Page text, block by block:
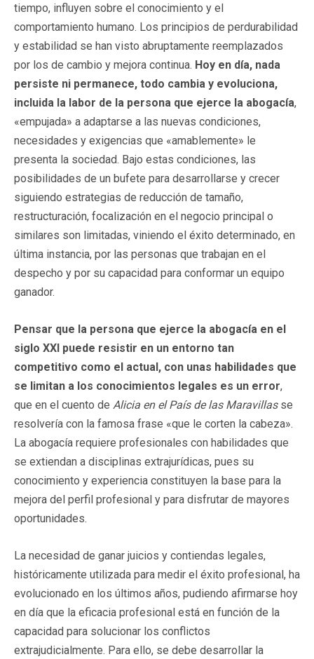
tiempo, influyen sobre el conocimiento y el
comportamiento humano. Los principios de perdurabilidad
y estabilidad se han visto abruptamente reemplazados
por los de cambio y mejora continua. Hoy en día, nada
persiste ni permanece, todo cambia y evoluciona,
incluida la labor de la persona que ejerce la abogacía,
«empujada» a adaptarse a las nuevas condiciones,
necesidades y exigencias que «amablemente» le
presenta la sociedad. Bajo estas condiciones, las
posibilidades de un bufete para desarrollarse y crecer
siguiendo estrategias de reducción de tamaño,
restructuración, focalización en el negocio principal o
similares son limitadas, viniendo el éxito determinado, en
última instancia, por las personas que trabajan en el
despecho y por su capacidad para conformar un equipo
ganador.
Pensar que la persona que ejerce la abogacía en el
siglo XXI puede resistir en un entorno tan
competitivo como el actual, con unas habilidades que
se limitan a los conocimientos legales es un error,
que en el cuento de Alicia en el País de las Maravillasse
resolvería con la famosa frase «que le corten la cabeza».
La abogacía requiere profesionales con habilidades que
se extiendan a disciplinas extrajurídicas, pues su
conocimiento y experiencia constituyen la base para la
mejora del perfil profesional y para disfrutar de mayores
oportunidades.
La necesidad de ganar juicios y contiendas legales,
históricamente utilizada para medir el éxito profesional, ha
evolucionado en los últimos años, pudiendo afirmarse hoy
en día que la eficacia profesional está en función de la
capacidad para solucionar los conflictos
extrajudicialmente. Para ello, se debe desarrollar la